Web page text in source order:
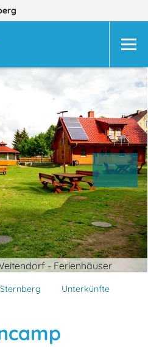
- Ferienhäuser
Sternberg
Unterkünfte